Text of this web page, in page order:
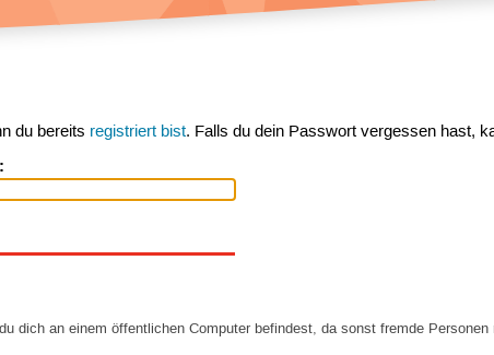
du bereits registriert bist. Falls du dein Passwort vergessen hast,
dich an einem öffentlichen Computer befindest, da sonst fremde